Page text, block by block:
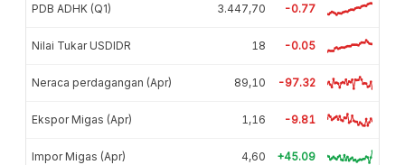
PDB ADHK (Q1) 3.447,70 -0.77
Nilai Tukar USDIDR 18 -0.05
Neraca perdagangan (Apr) 89,10 -97.32
Ekspor Migas (Apr) 1,16 -9.81
Impor Migas (Apr) 4,60 +45.09